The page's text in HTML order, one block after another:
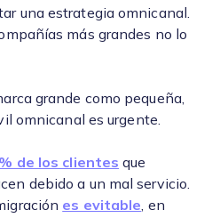
una estrategia omnicanal.
más grandes no lo
grande como pequeña,
omnicanal es urgente.
de los clientes que
debido a un mal servicio.
es evitable , en